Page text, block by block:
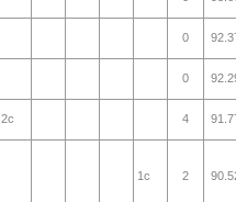
0
0
2c 4
1c 2